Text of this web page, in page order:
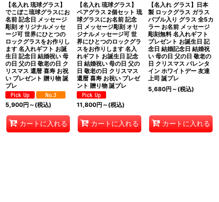
【名入れ 琉球グラス】
でこぼこ琉球グラスにお
名前 記念日 メッセージ
彫刻 オリジナルメッセ
ージ可 世界にひとつの
ロックグラスをお作りし
ます 名入れギフト お誕
生日 記念日 結婚祝い 母
の日 父の日 敬老の日 ク
リスマス 還暦 喜寿 お祝
い プレゼント 贈り物 誕
プレ
5,900円 ～ (税込)
カートに入れる
【名入れ 琉球グラス】
ペアグラス 2個セット 琉
球グラスにお名前 記念
日 メッセージ彫刻 オリ
ジナルメッセージ可 世
界にひとつのロックグラ
スをお作りします 名入
れギフト お誕生日 記念
日 結婚祝い 母の日 父の
日 敬老の日 クリスマス
還暦 喜寿 お祝い プレゼ
ント 贈り物 誕プレ
11,800円 ～ (税込)
カートに入れる
【名入れ グラス】日本
製 ロックグラス ガラス
バブル入り グラス 全5カ
ラー お名前 メッセージ
彫刻無料 名入れギフト
プレゼント お誕生日 記
念日 結婚記念日 結婚祝
い 母の日 父の日 敬老の
日 クリスマス バレンタ
イン ホワイトデー 友達
上司 誕プレ
5,680円 ～ (税込)
カートに入れる